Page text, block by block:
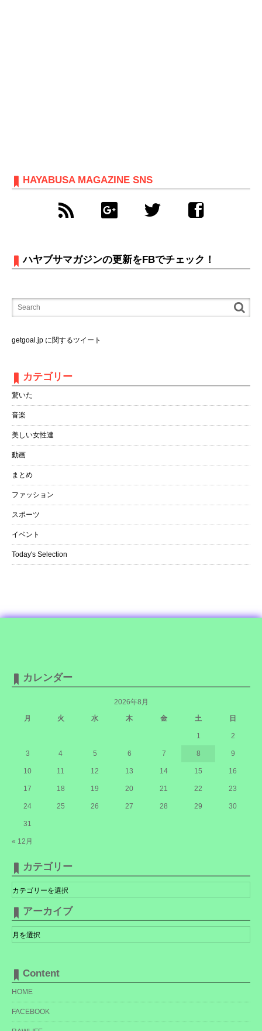
HAYABUSA MAGAZINE SNS
ハヤブサマガジンの更新をFBでチェック！
getgoal.jp に関するツイート
カテゴリー
驚いた
音楽
美しい女性達
動画
まとめ
ファッション
スポーツ
イベント
Today's Selection
カレンダー
2026年8月
月
火 水 木 金 土 日
« 12月
1 2
3 4 5 6 7 8 9
10 11 12 13 14 15 16
17 18 19 20 21 22 23
24 25 26 27 28 29 30
31
カテゴリー
カ
テ
ゴ
リ
アーカイブ
ア
ー
カ
Content
HOME
FACEBOOK